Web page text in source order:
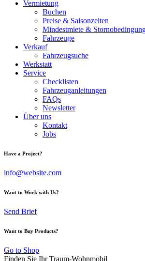
Vermietung
Buchen
Preise & Saisonzeiten
Mindestmiete &
Fahrzeuge
Verkauf
Fahrzeugsuche
Werkstatt
Service
Checklisten
Fahrzeuganleitungen
FAQs
Newsletter
Über uns
Kontakt
Jobs
Have a Project?
info@website.com
Want to Work with Us?
Send Brief
Want to Buy Products?
Go to Shop
Finden Sie Ihr Traum-Wohnmobil